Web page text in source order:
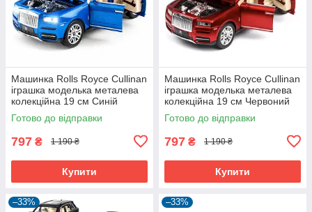
Машинка Rolls Royce Cullinan
іграшка моделька металева
колекційна 19 см Синій
(59402)
Готово до відправки
797 ₴ 1 190 ₴
Купити
Машинка Rolls Royce Cullinan
іграшка моделька металева
колекційна 19 см Червоний
(59401)
Готово до відправки
797 ₴ 1 190 ₴
Купити
–33% –33%